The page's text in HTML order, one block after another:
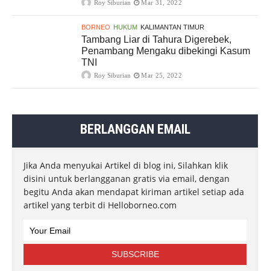
Roy Siburian Mar 31, 2022
BORNEO HUKUM KALIMANTAN TIMUR
Tambang Liar di Tahura Digerebek,
Penambang Mengaku dibekingi Kasum
TNI
Roy Siburian Mar 25, 2022
BERLANGGAN EMAIL
Jika Anda menyukai Artikel di blog ini, Silahkan klik
disini untuk berlangganan gratis via email, dengan
begitu Anda akan mendapat kiriman artikel setiap ada
artikel yang terbit di Helloborneo.com